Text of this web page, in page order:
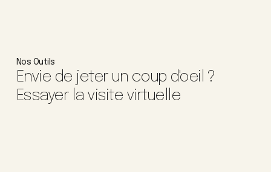
Nos Outils
Envie de jeter un coup d'oeil ?
Essayer la visite virtuelle